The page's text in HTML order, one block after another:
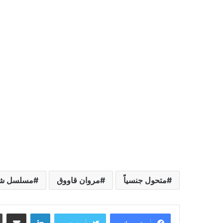
متحول جنسياً مروان قاووق مسلسل
لينكدإن